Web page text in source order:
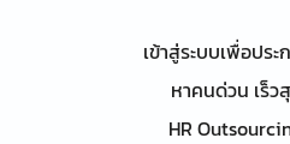
เข้าสู่ระบบเพื่อปร
หาคนด่วน เร็ว
HR